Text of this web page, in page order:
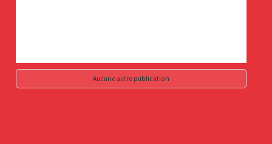
Aucune autre publication